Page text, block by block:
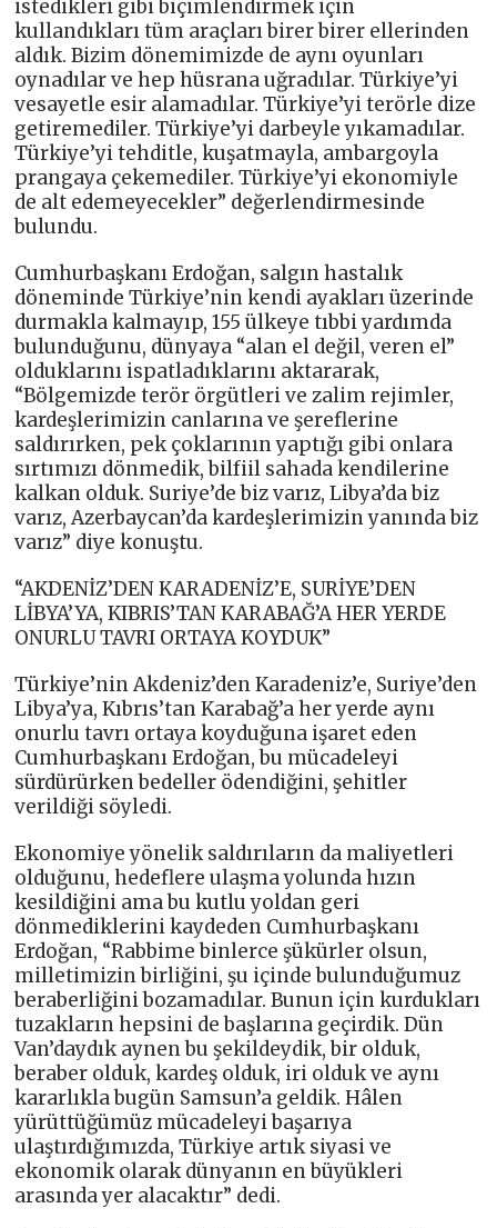
istedikleri gibi biçimlendirmek için
kullandıkları tüm araçları birer birer ellerinden
aldık. Bizim dönemimizde de aynı oyunları
oynadılar ve hep hüsrana uğradılar. Türkiye’yi
vesayetle esir alamadılar. Türkiye’yi terörle dize
getiremediler. Türkiye’yi darbeyle yıkamadılar.
Türkiye’yi tehditle, kuşatmayla, ambargoyla
prangaya çekemediler. Türkiye’yi ekonomiyle
de alt edemeyecekler” değerlendirmesinde
bulundu.
Cumhurbaşkanı Erdoğan, salgın hastalık
döneminde Türkiye’nin kendi ayakları üzerinde
durmakla kalmayıp, 155 ülkeye tıbbi yardımda
bulunduğunu, dünyaya “alan el değil, veren el”
olduklarını ispatladıklarını aktararak,
“Bölgemizde terör örgütleri ve zalim rejimler,
kardeşlerimizin canlarına ve şereflerine
saldırırken, pek çoklarının yaptığı gibi onlara
sırtımızı dönmedik, bilfiil sahada kendilerine
kalkan olduk. Suriye’de biz varız, Libya’da biz
varız, Azerbaycan’da kardeşlerimizin yanında biz
varız” diye konuştu.
“AKDENİZ’DEN KARADENİZ’E, SURİYE’DEN
LİBYA’YA, KIBRIS’TAN KARABAĞ’A HER YERDE
ONURLU TAVRI ORTAYA KOYDUK”
Türkiye’nin Akdeniz’den Karadeniz’e, Suriye’den
Libya’ya, Kıbrıs’tan Karabağ’a her yerde aynı
onurlu tavrı ortaya koyduğuna işaret eden
Cumhurbaşkanı Erdoğan, bu mücadeleyi
sürdürürken bedeller ödendiğini, şehitler
verildiği söyledi.
Ekonomiye yönelik saldırıların da maliyetleri
olduğunu, hedeflere ulaşma yolunda hızın
kesildiğini ama bu kutlu yoldan geri
dönmediklerini kaydeden Cumhurbaşkanı
Erdoğan, “Rabbime binlerce şükürler olsun,
milletimizin birliğini, şu içinde bulunduğumuz
beraberliğini bozamadılar. Bunun için kurdukları
tuzakların hepsini de başlarına geçirdik. Dün
Van’daydık aynen bu şekildeydik, bir olduk,
beraber olduk, kardeş olduk, iri olduk ve aynı
kararlıkla bugün Samsun’a geldik. Hâlen
yürüttüğümüz mücadeleyi başarıya
ulaştırdığımızda, Türkiye artık siyasi ve
ekonomik olarak dünyanın en büyükleri
arasında yer alacaktır” dedi.